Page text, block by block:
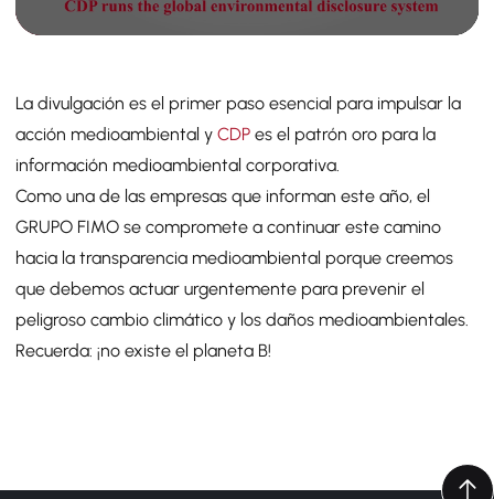
La divulgación es el primer paso esencial para impulsar la
acción medioambiental y CDP es el patrón oro para la
información medioambiental corporativa.
Como una de las empresas que informan este año, el
GRUPO FIMO se compromete a continuar este camino
hacia la transparencia medioambiental porque creemos
que debemos actuar urgentemente para prevenir el
peligroso cambio climático y los daños medioambientales.
Recuerda: ¡no existe el planeta B!